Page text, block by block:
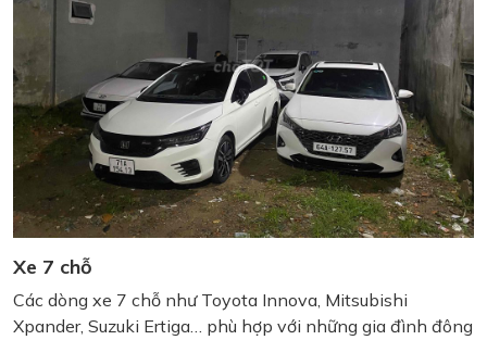
Xe 7 chỗ
Các dòng xe 7 chỗ như Toyota Innova, Mitsubishi
Xpander, Suzuki Ertiga… phù hợp với những gia đình đông